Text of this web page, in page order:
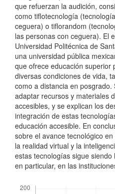
que refuerzan la audición,
como tiflotecnología
ceguera) o tiflorandom
las personas con ceguera). El
Universidad Politécnica de
una universidad pública
que ofrece educación superior
diversas condiciones de vida,
como a distancia en
adaptar recursos y materiales
accesibles, y se explican los
integración de estas
educación accesible. En
sobre el avance tecnológico
la realidad virtual y la
estas tecnologías sigue
en particular, en las